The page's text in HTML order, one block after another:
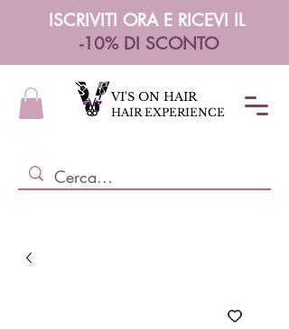
ISCRIVITI ORA E RICEVI IL
-10% DI SCONTO
HAIR EXPERIENCE
VI'S ON HAIR